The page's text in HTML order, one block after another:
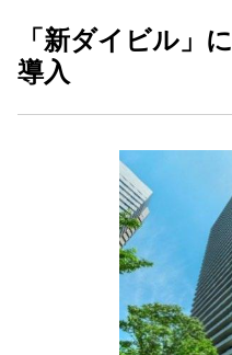
「新ダイビル」
導入